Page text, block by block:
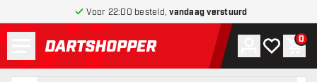
Voor 22:00 besteld,vandaag verstuurd
terug naar home pagina
Account
Mijn 0